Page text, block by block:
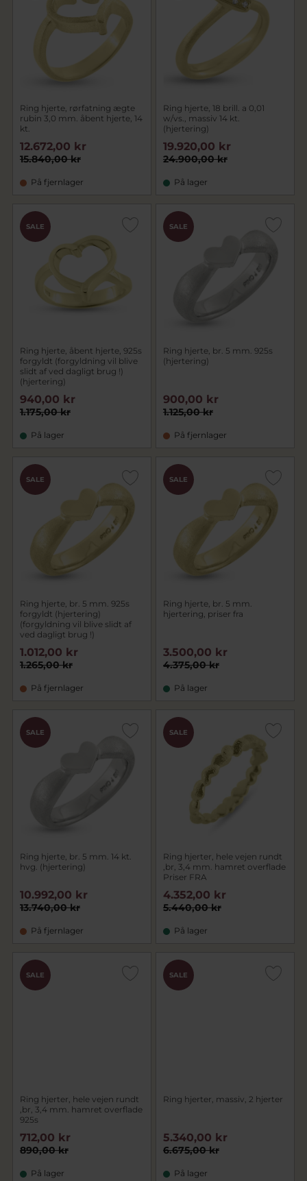
Ring hjerte, rørfatning ægte
rubin 3,0 mm. åbent hjerte, 14
kt.
15.840,00 kr
12.672,00 kr
På fjernlager
Ring hjerte, 18 brill. a 0,01
w/vs., massiv 14 kt.
(hjertering)
24.900,00 kr
19.920,00 kr
På lager
SALE
Ring hjerte, åbent hjerte, 925s
forgyldt (forgyldning vil blive
slidt af ved dagligt brug !)
(hjertering)
1.175,00 kr
940,00 kr
På lager
SALE
Ring hjerte, br. 5 mm. 925s
(hjertering)
1.125,00 kr
900,00 kr
På fjernlager
SALE
Ring hjerte, br. 5 mm. 925s
forgyldt (hjertering)
(forgyldning vil blive slidt af
ved dagligt brug !)
1.265,00 kr
1.012,00 kr
På fjernlager
SALE
Ring hjerte, br. 5 mm.
hjertering, priser fra
4.375,00 kr
3.500,00 kr
På lager
SALE
Ring hjerte, br. 5 mm. 14 kt.
hvg. (hjertering)
13.740,00 kr
10.992,00 kr
På fjernlager
SALE
Ring hjerter, hele vejen rundt
,br, 3,4 mm. hamret overflade
Priser FRA
5.440,00 kr
4.352,00 kr
På lager
SALE
Ring hjerter, hele vejen rundt
,br, 3,4 mm. hamret overflade
925s
890,00 kr
712,00 kr
På lager
SALE
Ring hjerter, massiv, 2 hjerter
6.675,00 kr
5.340,00 kr
På lager